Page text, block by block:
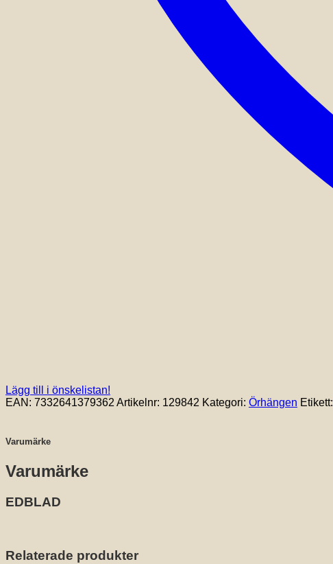
Lägg till i önskelistan!
EAN: 7332641379362 Artikelnr: 129842 Kategori: Örhängen Etikett:
Varumärke
Varumärke
EDBLAD
Relaterade produkter